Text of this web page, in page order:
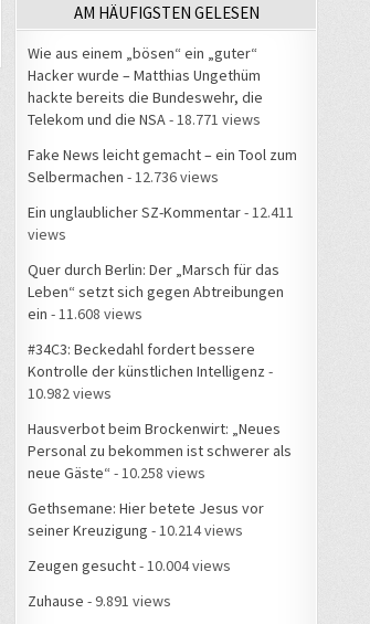
AM HÄUFIGSTEN GELESEN
Wie aus einem „bösen“ ein „guter“
Hacker wurde – Matthias Ungethüm
hackte bereits die Bundeswehr, die
Telekom und die NSA - 18.771 views
Fake News leicht gemacht – ein Tool zum
Selbermachen - 12.736 views
Ein unglaublicher SZ-Kommentar- 12.411
views
Quer durch Berlin: Der „Marsch für das
Leben“ setzt sich gegen Abtreibungen
ein - 11.608 views
#34C3: Beckedahl fordert bessere
Kontrolle der künstlichen Intelligenz -
10.982 views
Hausverbot beim Brockenwirt: „Neues
Personal zu bekommen ist schwerer als
neue Gäste“ - 10.258 views
Gethsemane: Hier betete Jesus vor
seiner Kreuzigung - 10.214 views
Zeugen gesucht- 10.004 views
Zuhause - 9.891 views